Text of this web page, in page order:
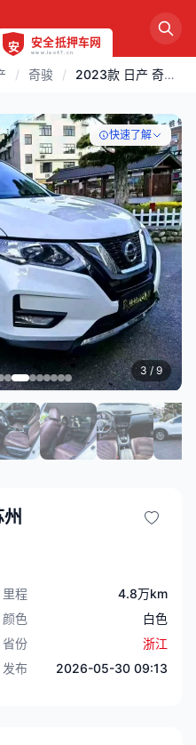
/ 奇骏 / 2023款 日产 奇骏 | 苏州
快速了解
3 / 9
里程
4.8万km
颜色
白色
省份
浙江
发布 2026-05-30 09:13